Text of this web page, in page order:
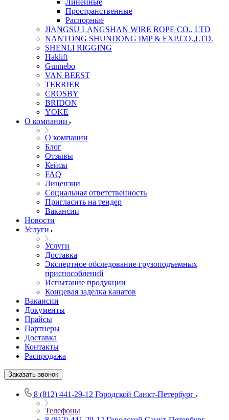
Линейные
Пространственные
Распорные
JIANGSU LANGSHAN WIRE ROPE CO., LTD
NANTONG SHUNDONG IMP & EXP.CO.,LTD.
SHENLI RIGGING
Haklift
Gunnebo
VAN BEEST
TERRIER
CROSBY
BRIDON
YOKE
О компании
О компании
Блог
Отзывы
Кейсы
FAQ
Лицензии
Социальная ответственность
Пригласить на тендер
Вакансии
Новости
Услуги
Услуги
Доставка
Экспертное обследование грузоподъемных
приспособлений
Испытание продукции
Концевая заделка канатов
Вакансии
Документы
Прайсы
Партнеры
Доставка
Контакты
Распродажа
Заказать звонок
8 (812) 441-29-12 Городской Санкт-Петербург
Телефоны